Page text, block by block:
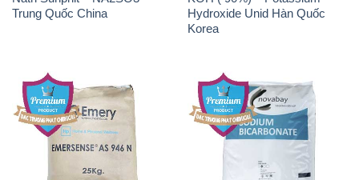
Trung Quốc China
Hydroxide Unid Hàn Quốc
Korea